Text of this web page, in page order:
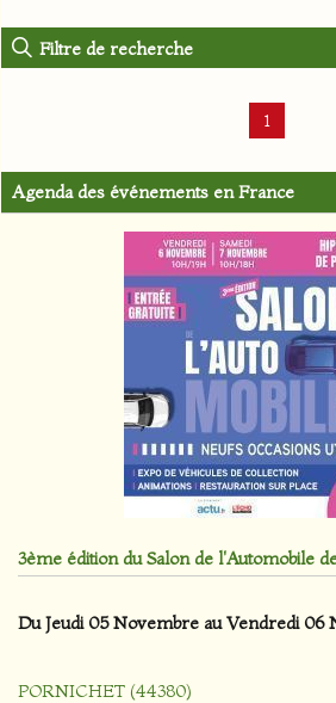
Filtre de recherche
1
Agenda des événements en France
3ème édition du Salon de l'Automobile
Du Jeudi 05 Novembre au Vendredi 06
PORNICHET (44380)